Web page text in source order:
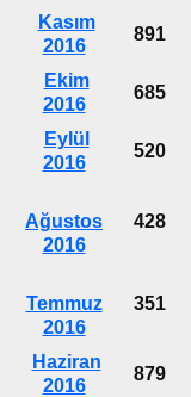
Kasım
2016
891
Ekim
2016
685
Eylül
2016
520
Ağustos
2016
428
Temmuz
2016
351
Haziran
2016
879